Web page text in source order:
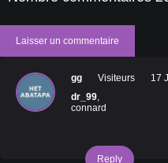
Laisser un commentaire
gg Visiteurs
17
dr_99,
connard
Reply